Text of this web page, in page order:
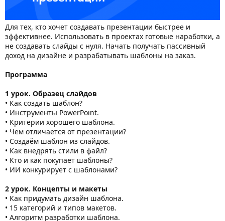
Для тех, кто хочет создавать презентации быстрее и
эффективнее. Использовать в проектах готовые наработки, а
не создавать слайды с нуля. Начать получать пассивный
доход на дизайне и разрабатывать шаблоны на заказ.
Программа
1 урок. Образец слайдов
• Как создать шаблон?
• Инструменты PowerPoint.
• Критерии хорошего шаблона.
• Чем отличается от презентации?
• Создаём шаблон из слайдов.
• Как внедрять стили в файл?
• Кто и как покупает шаблоны?
• ИИ конкурирует с шаблонами?
2 урок. Концепты и макеты
• Как придумать дизайн шаблона.
• 15 категорий и типов макетов.
• Алгоритм разработки шаблона.